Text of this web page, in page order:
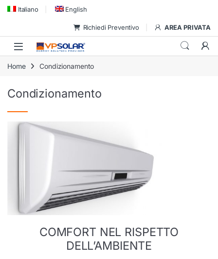
Skip to navigation
Skip to content
Italiano English
Richiedi Preventivo AREA PRIVATA
Home Condizionamento
Condizionamento
COMFORT NEL RISPETTO
DELL’AMBIENTE